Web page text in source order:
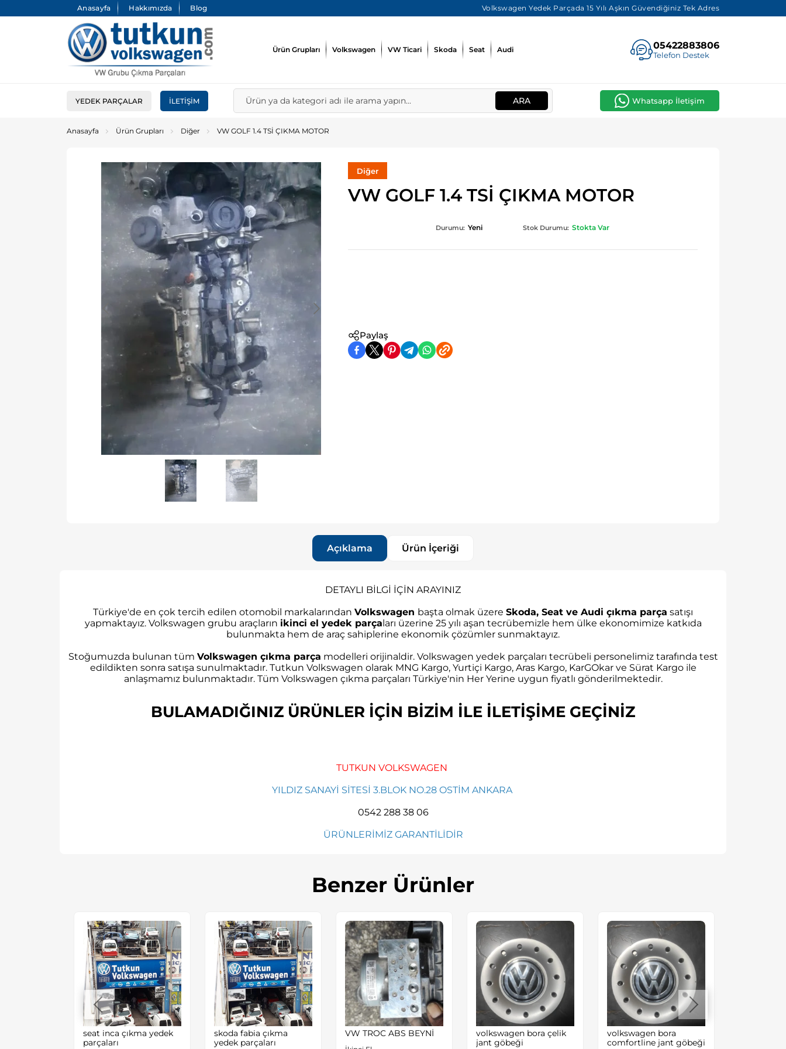
Anasayfa Hakkımızda Blog Volkswagen Yedek Parçada 15 Yılı Aşkın Güvendiğiniz Tek Adres
Ürün Grupları Volkswagen VW Ticari Skoda Seat Audi 05422883806
Telefon Destek
YEDEK PARÇALAR İLETIŞIM ARA Whatsapp İletişim
Anasayfa Ürün Grupları Diğer VW GOLF 1.4 TSİ ÇIKMA MOTOR
Diğer
VW GOLF 1.4 TSİ ÇIKMA MOTOR
Durumu: Yeni Stok Durumu: Stokta Var
Paylaş
Açıklama Ürün İçeriği
DETAYLI BİLGİ İÇİN ARAYINIZ
Türkiye'de en çok tercih edilen otomobil markalarından Volkswagen başta olmak üzere Skoda, Seat ve Audi çıkma parça satışı
yapmaktayız. Volkswagen grubu araçların ikinci el yedek parçaları üzerine 25 yılı aşan tecrübemizle hem ülke ekonomimize katkıda
bulunmakta hem de araç sahiplerine ekonomik çözümler sunmaktayız.
Stoğumuzda bulunan tüm Volkswagen çıkma parça modelleri orijinaldir. Volkswagen yedek parçaları tecrübeli personelimiz tarafında test
edildikten sonra satışa sunulmaktadır. Tutkun Volkswagen olarak MNG Kargo, Yurtiçi Kargo, Aras Kargo, KarGOkar ve Sürat Kargo ile
anlaşmamız bulunmaktadır. Tüm Volkswagen çıkma parçaları Türkiye'nin Her Yerine uygun fiyatlı gönderilmektedir.
BULAMADIĞINIZ ÜRÜNLER İÇİN BİZİM İLE İLETİŞİME GEÇİNİZ​
TUTKUN VOLKSWAGEN
YILDIZ SANAYİ SİTESİ 3.BLOK NO.28 OSTİM ANKARA
0542 288 38 06
ÜRÜNLERİMİZ GARANTİLİDİR
Benzer Ürünler
seat inca çıkma yedek
parçaları
skoda fabia çıkma
yedek parçaları
VW TROC ABS BEYNİ
volkswagen bora çelik
jant göbeği
volkswagen bora
comfortline jant göbeği